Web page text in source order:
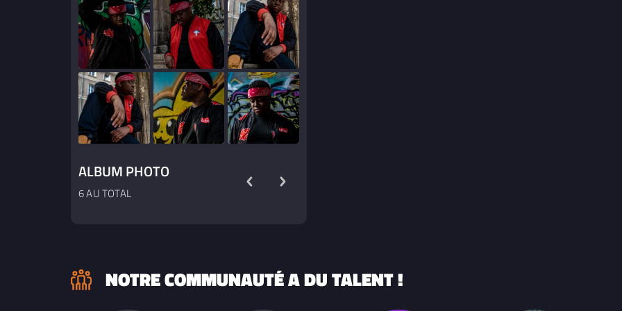
ALBUM PHOTO
6 AU TOTAL
NOTRE COMMUNAUTÉ A DU TALENT !